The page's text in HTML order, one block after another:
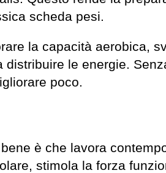
scheda pesi.
la capacità aerobica,
le energie.
poco.
è che lavora
stimola la forza